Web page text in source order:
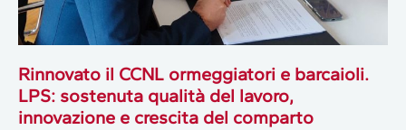
Rinnovato il CCNL ormeggiatori e barcaioli.
LPS: sostenuta qualità del lavoro,
innovazione e crescita del comparto